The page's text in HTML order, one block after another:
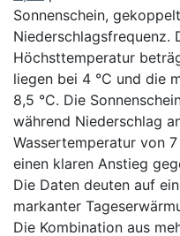
Sonnenschein,
Niederschlagsfrequenz.
Höchsttemperatur
liegen bei 4 °C und die
8,5 °C. Die
während Niederschlag
Wassertemperatur von
einen klaren Anstieg
Die Daten deuten auf
markanter
Die Kombination aus